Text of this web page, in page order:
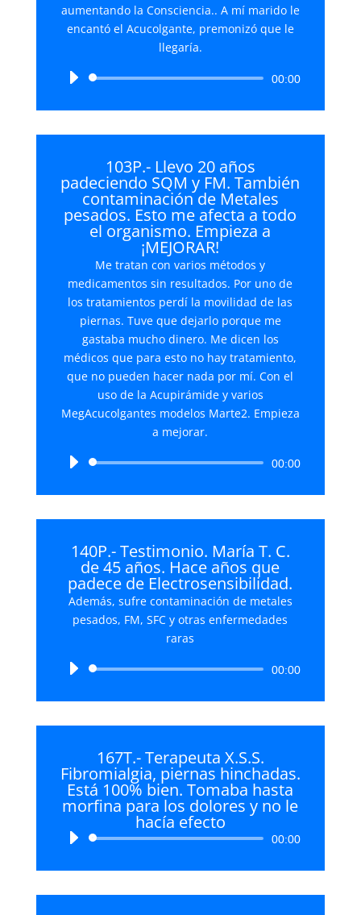
aumentando la Consciencia.. A mí marido le
encantó el Acucolgante, premonizó que le
llegaría.
Reproductor
audio
00:00
103P.- Llevo 20 años
padeciendo SQM y FM. También
contaminación de Metales
pesados. Esto me afecta a todo
el organismo. Empieza a
¡MEJORAR!
Me tratan con varios métodos y
medicamentos sin resultados. Por uno de
los tratamientos perdí la movilidad de las
piernas. Tuve que dejarlo porque me
gastaba mucho dinero. Me dicen los
médicos que para esto no hay tratamiento,
que no pueden hacer nada por mí. Con el
uso de la Acupirámide y varios
MegAcucolgantes modelos Marte2. Empieza
a mejorar.
Reproductor
audio
00:00
140P.- Testimonio. María T. C.
de 45 años. Hace años que
padece de Electrosensibilidad.
Además, sufre contaminación de metales
pesados, FM, SFC y otras enfermedades
raras
Reproductor
audio
00:00
167T.- Terapeuta X.S.S.
Fibromialgia, piernas hinchadas.
Está 100% bien. Tomaba hasta
morfina para los dolores y no le
hacía efecto
Reproductor
audio
00:00